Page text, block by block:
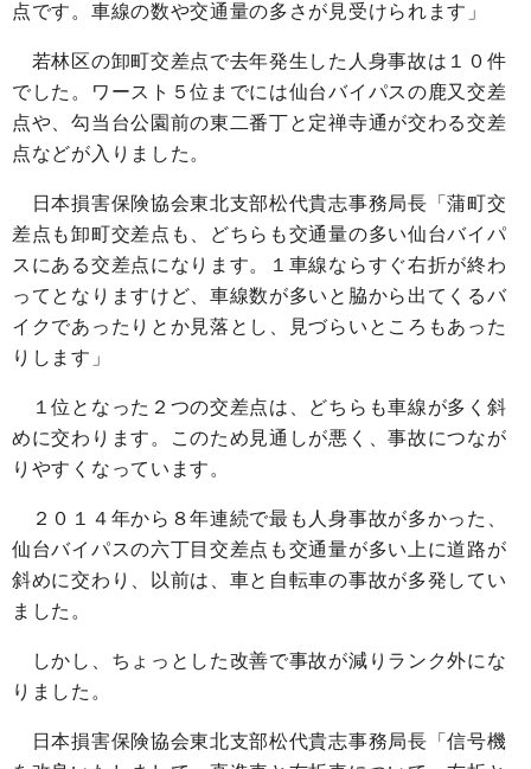
点です。車線の数や交通量の多さが見受けられます」
若林区の卸町交差点で去年発生した人身事故は１０件
でした。ワースト５位までには仙台バイパスの鹿又交差
点や、勾当台公園前の東二番丁と定禅寺通が交わる交差
点などが入りました。
日本損害保険協会東北支部松代貴志事務局長「蒲町交
差点も卸町交差点も、どちらも交通量の多い仙台バイパ
スにある交差点になります。１車線ならすぐ右折が終わ
ってとなりますけど、車線数が多いと脇から出てくるバ
イクであったりとか見落とし、見づらいところもあった
りします」
１位となった２つの交差点は、どちらも車線が多く斜
めに交わります。このため見通しが悪く、事故につなが
りやすくなっています。
２０１４年から８年連続で最も人身事故が多かった、
仙台バイパスの六丁目交差点も交通量が多い上に道路が
斜めに交わり、以前は、車と自転車の事故が多発してい
ました。
しかし、ちょっとした改善で事故が減りランク外にな
りました。
日本損害保険協会東北支部松代貴志事務局長「信号機